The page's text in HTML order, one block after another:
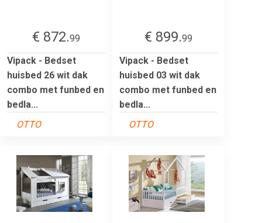
€ 872.99
Vipack - Bedset
huisbed 26 wit dak
combo met funbed en
bedla...
OTTO
€ 899.99
Vipack - Bedset
huisbed 03 wit dak
combo met funbed en
bedla...
OTTO